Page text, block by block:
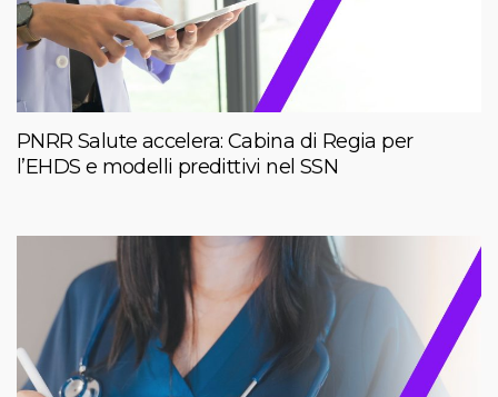
PNRR Salute accelera: Cabina di Regia per
l’EHDS e modelli predittivi nel SSN